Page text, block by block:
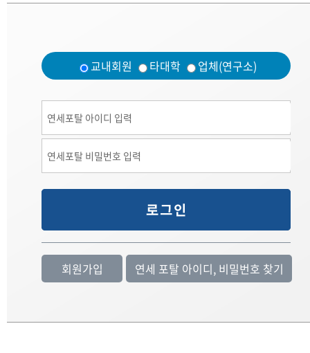
교내회원 타대학 업체(연구소)
회원가입 연세 포탈 아이디, 비밀번호 찾기